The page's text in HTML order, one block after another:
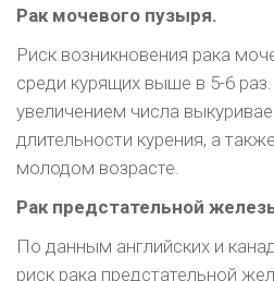
Рак мочевого пузыря.
Риск возникновения рака
среди курящих выше в 5-6 раз.
увеличением числа
длительности курения, а
молодом возрасте.
Рак предстательной
По данным английских и
риск рака предстательной